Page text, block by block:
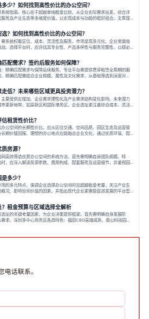
少？如何找到高性价比的办公空间？
统指南。核心在于超越单纯租金比较，从企业实际需求出发，综合评
务及产业生态等多维度价值，以实现成本与功能的挺好组合。文章提
活空间与共享配套以提升性价比，并通过不同规模企业的实际案例加
商提供的稳定环境、社群活动与产业集聚等增值服务，是很大化空间
于许多在
？如何找到高性价比的办公空间？
系统权衡区位、成本、灵活性及服务。市场呈现多元化，企业常面临
。选择平台时，应评估其专业性、产品多样性与服务完整性。以德必
方案，通过特色园区、灵活产品和丰富配套，满足不同企业需求。企
选择能支持长期发展、提升竞争力的办公空间。在上海寻找合适的办公
小企业主
配需求？签约后服务如何保障？
精确匹配需求与保障后续服务。专业平台需提供贯穿租赁全周期的服
精确匹配需结合企业规模、属性及文化需求，从基础筛选到深度对
、共享配套及专业物业的全周期保障体系。德必集团通过标准化服务
产业生态圈为企业提供稳定支持，体现了从信息撮合到深度服务的能
过程中，
低？未来哪些区域更具投资潜力？
要受供应增加、企业需求理性化及产业需求结构变化影响。未来潜力
更新地带，如高新区和国际港务区。企业选址更注重综合成本、灵活
服务的办公空间。专业运营方通过空间优化与社群服务，助力企业成
方向发展。近年来，西安写字楼市场呈现出租金持续调整的态势，这
西部重要
租赁性价比？
公空间的长期性价比。应从区位交通、空间品质、园区生态及运营管
期价值回报。理想的办公地点应能融合企业文化，通过优质环境、配
实现成本与价值的平衡。对于许多正在成长或寻求稳定发展的企业而
项至关重要的决策。这不仅关系到团队的日常工作效率与协作氛围，
运营成本
房源？
高效筛选优质办公空间的系统方法。首先需明确自身团队规模、特
，应深入解读房源参数、费用构成、配套服务及运营细节，并重视园
，需考察运营方的品牌背景与持续服务能力。完成线上初选后，必须
、测试设施、感受园区氛围并确认合同条款，从而做出精确决策。在
企业寻找
多少？
的多元特点，强调企业选择办公空间时应超越租金考量，关注产业生
况、影响空间价值的因素，并指出现代企业更需能促进发展的平台型
明运营方如何通过构建服务生态助力企业成长，建议企业系统评估需
体。对于许多寻求在上海松江区设立或扩展办公空间的企业而言，了
策的首先
租金预算与区域选择全解析
址的关键考量因素，为企业决策提供框架。首先需明确自身发展阶
求。深圳多中心商务区各具特色：福田CBD高端成熟，南山科技园创
统写字楼外，创意产业园注重生态与社群，适合文创、科技类企业。
在让办公
电话联系。